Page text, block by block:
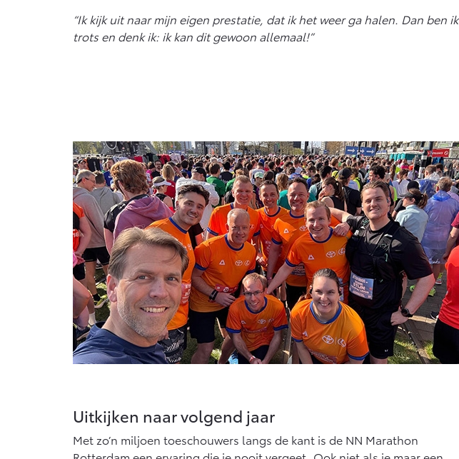
“Ik kijk uit naar mijn eigen prestatie, dat ik het weer ga halen. Dan ben ik
trots en denk ik: ik kan dit gewoon allemaal!”
Uitkijken naar volgend jaar
Met zo’n miljoen toeschouwers langs de kant is de NN Marathon